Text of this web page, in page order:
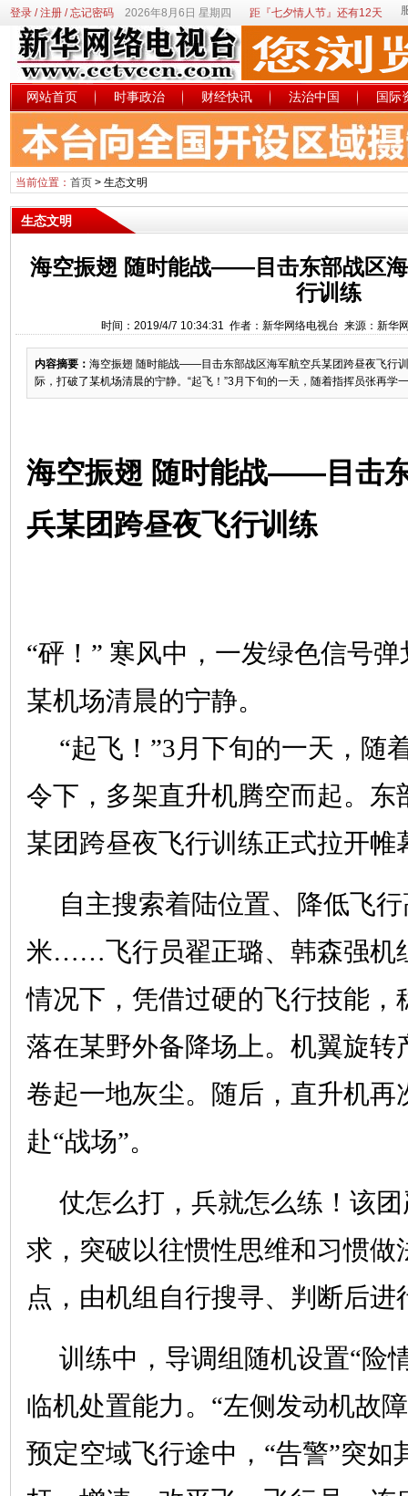
登录/注册/忘记密码 2026年8月6日 星期四 距『七夕情人节』还有12天
网站首页 时事政治 财经快讯 法治中国 国际
当前位置： 首页> 生态文明
生态文明
海空振翅 随时能战——目击东部战区
行训练
时间：2019/4/7 10:34:31 作者：新华网络电视台 来源：新华
内容摘要： 海空振翅 随时能战——目击东部战区海军航空兵某团跨昼夜飞行
际，打破了某机场清晨的宁静。“起飞！”3月下旬的一天，随着指挥员张再学
海空振翅 随时能战——目击
兵某团跨昼夜飞行训练
“砰！” 寒风中，一发绿色信号
某机场清晨的宁静。
“起飞！”3月下旬的一天，随
令下，多架直升机腾空而起。东
某团跨昼夜飞行训练正式拉开帷
自主搜索着陆位置、降低飞
米……飞行员翟正璐、韩森强机
情况下，凭借过硬的飞行技能，
落在某野外备降场上。机翼旋转
卷起一地灰尘。随后，直升机再
赴“战场”。
仗怎么打，兵就怎么练！该
求，突破以往惯性思维和习惯做
点，由机组自行搜寻、判断后进
训练中，导调组随机设置“险
临机处置能力。“左侧发动机故
预定空域飞行途中，“告警”突如